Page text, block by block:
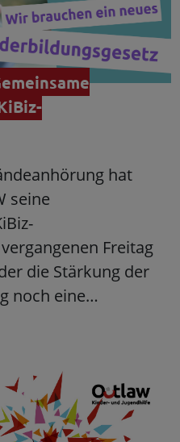
hat
seine
Freitag
die Stärkung der
noch eine…